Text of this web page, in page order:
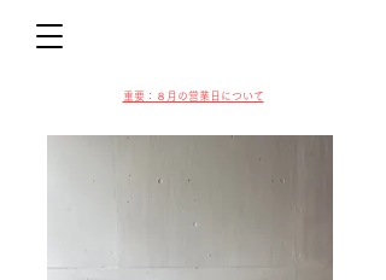
​​重要：８月の営業日について